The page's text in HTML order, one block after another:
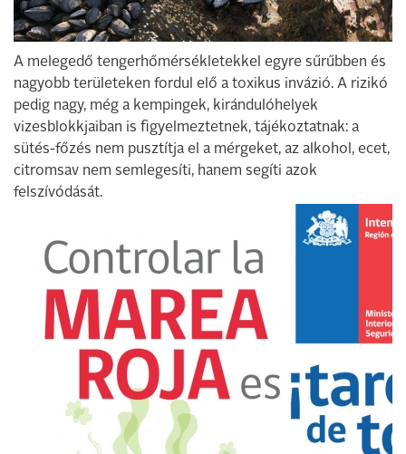
A melegedő tengerhőmérsékletekkel egyre sűrűbben és
nagyobb területeken fordul elő a toxikus invázió. A rizikó
pedig nagy, még a kempingek, kirándulóhelyek
vizesblokkjaiban is figyelmeztetnek, tájékoztatnak: a
sütés-főzés nem pusztítja el a mérgeket, az alkohol, ecet,
citromsav nem semlegesíti, hanem segíti azok
felszívódását.